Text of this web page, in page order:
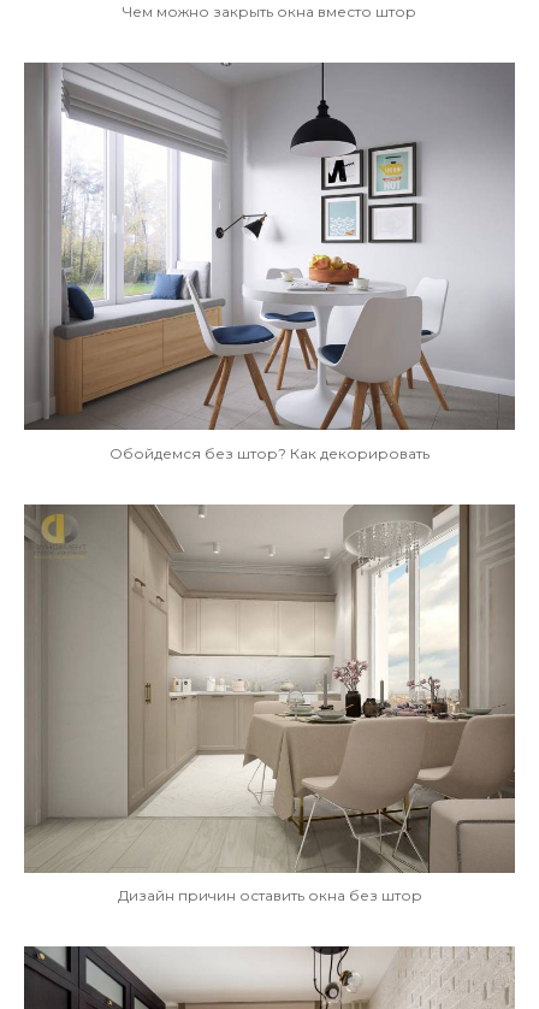
Чем можно закрыть окна вместо штор
Обойдемся без штор? Как декорировать
Дизайн причин оставить окна без штор